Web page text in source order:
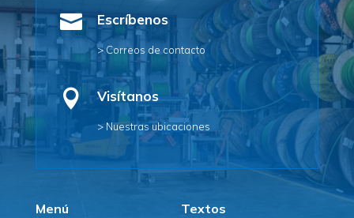
 Escríbenos
> Correos de contacto
 Visítanos
> Nuestras ubicaciones
Menú Textos